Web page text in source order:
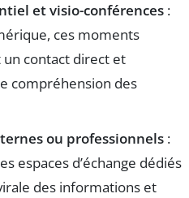
et visio-conférences :
ces moments
un contact direct et
compréhension des
ou professionnels :
espaces d’échange dédiés
des informations et